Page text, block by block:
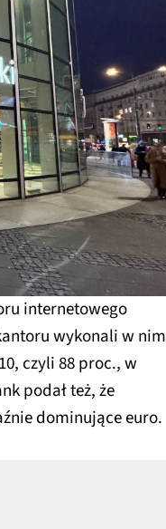
internetowego
wykonali w nim
czyli 88 proc., w
podał też, że
dominujące euro.